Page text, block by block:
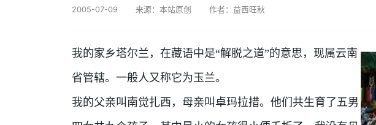
2005-07-09 来源：本站原创 作者：益西旺秋
我的家乡塔尔兰，在藏语中是“解脱之道”的意思，现属云南
省管辖。一般人又称它为玉兰。
我的父亲叫南觉扎西，母亲叫卓玛拉措。他们共生育了五男